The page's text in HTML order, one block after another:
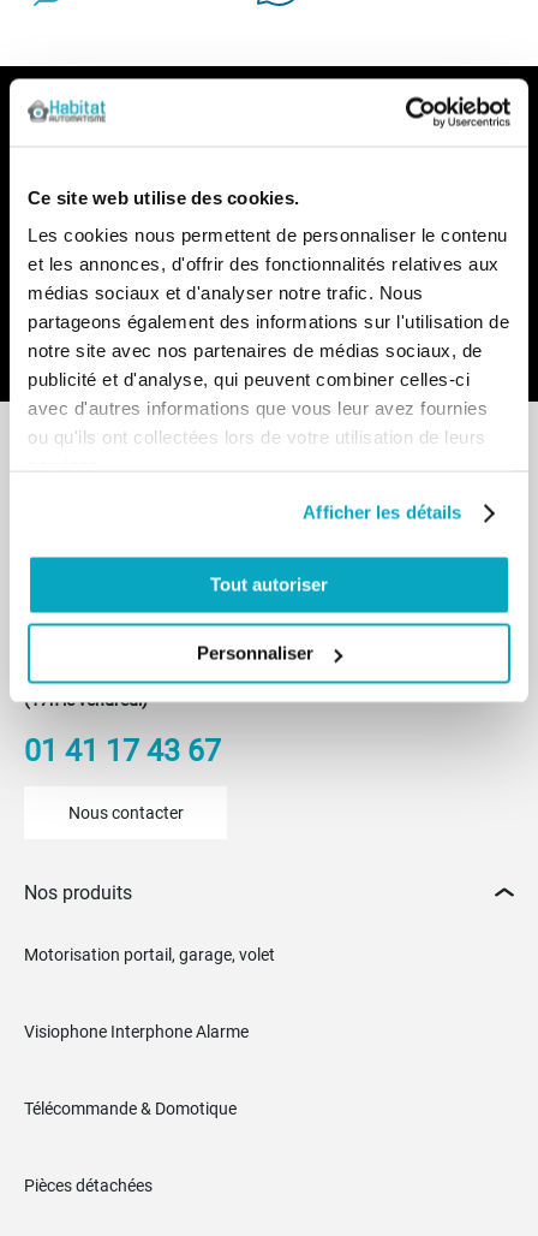
Ce site web utilise des cookies.
Les cookies nous permettent de personnaliser le contenu
et les annonces, d'offrir des fonctionnalités relatives aux
médias sociaux et d'analyser notre trafic. Nous
partageons également des informations sur l'utilisation de
notre site avec nos partenaires de médias sociaux, de
publicité et d'analyse, qui peuvent combiner celles-ci
avec d'autres informations que vous leur avez fournies
ou qu'ils ont collectées lors de votre utilisation de leurs
Afficher les détails
Tout autoriser
Personnaliser
Notre newsletter
à
notre
lettre
Du lundi au vendredi
De 8h30 à 12h30 et de 14h à 18h
(17h le vendredi)
01 41 17 43 67
Nous contacter
Nos produits
Motorisation portail, garage, volet
Visiophone Interphone Alarme
Télécommande & Domotique
Pièces détachées